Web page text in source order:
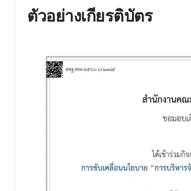
ตัวอย่างเกียรติบัตร